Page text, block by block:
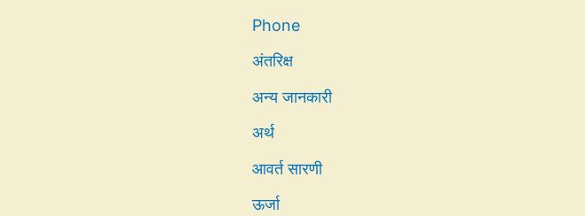
Phone
अंतरिक्ष
अन्य जानकारी
अर्थ
आवर्त सारणी
ऊर्जा